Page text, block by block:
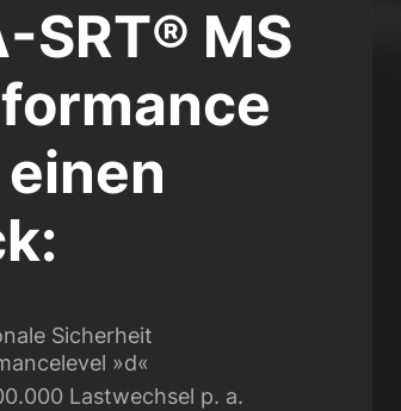
SRT® MS
Sicherheit
»d«
Lastwechsel p. a.